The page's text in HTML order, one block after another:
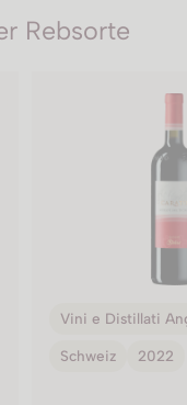
Rebsorte
Vini e Distillati
Schweiz 2022